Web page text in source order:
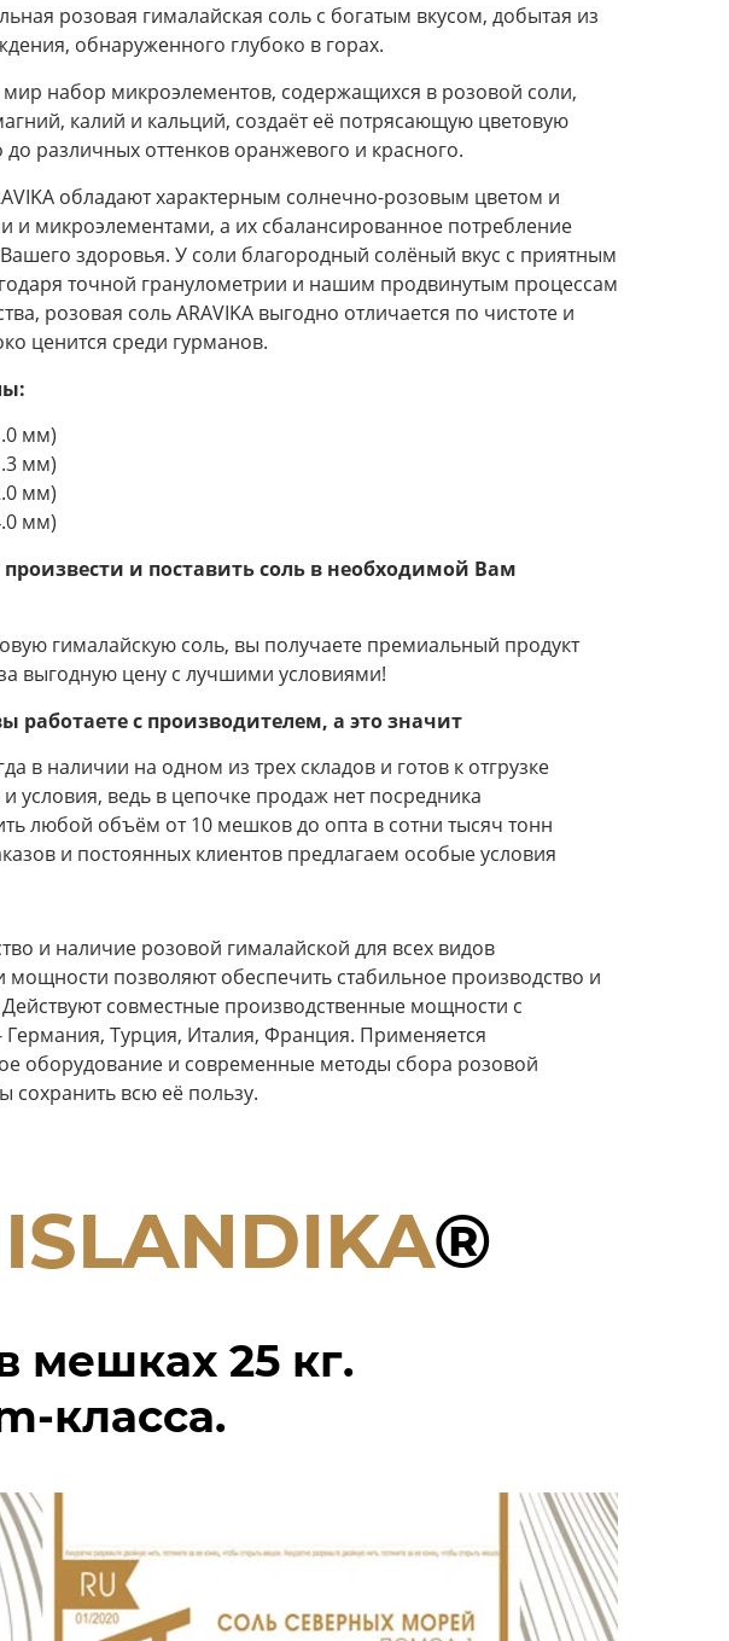
розовая гималайская соль с богатым вкусом, добытая из
обнаруженного глубоко в горах.
мир набор микроэлементов, содержащихся в розовой соли,
калий и кальций, создаёт её потрясающую цветовую
до различных оттенков оранжевого и красного.
обладают характерным солнечно-розовым цветом и
и микроэлементами, а их сбалансированное потребление
здоровья. У соли благородный солёный вкус с приятным
точной гранулометрии и нашим продвинутым процессам
розовая соль ARAVIKA выгодно отличается по чистоте и
ценится среди гурманов.
мм)
мм)
мм)
мм)
и поставить соль в необходимой Вам
гималайскую соль, вы получаете премиальный продукт
выгодную цену с лучшими условиями!
работаете с производителем, а это значит
в наличии на одном из трех складов и готов к отгрузке
условия, ведь в цепочке продаж нет посредника
любой объём от 10 мешков до опта в сотни тысяч тонн
и постоянных клиентов предлагаем особые условия
и наличие розовой гималайской для всех видов
позволяют обеспечить стабильное производство и
совместные производственные мощности с
Германия, Турция, Италия, Франция. Применяется
оборудование и современные методы сбора розовой
сохранить всю её пользу.
ISLANDIKA®
мешках 25 кг.
класса.